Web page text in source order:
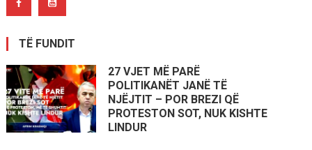
TË FUNDIT
27 VJET MË PARË
POLITIKANËT JANË TË
NJËJTIT – POR BREZI QË
PROTESTON SOT, NUK KISHTE
LINDUR